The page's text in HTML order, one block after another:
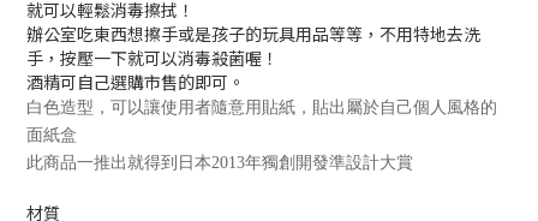
就可以輕鬆消毒擦拭！
辦公室吃東西想擦手或是孩子的玩具用品等等，不用特地去洗
手，按壓一下就可以消毒殺菌喔！
酒精可自己選購市售的即可。
白色造型，可以讓使用者隨意用貼紙，貼出屬於自己個人風格的
面紙盒
此商品一推出就得到日本2013年獨創開發準設計大賞
材質